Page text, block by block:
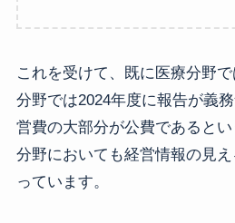
これを受けて、既に医療分野
分野では2024年度に報告が義
営費の大部分が公費であると
分野においても経営情報の見
っています。